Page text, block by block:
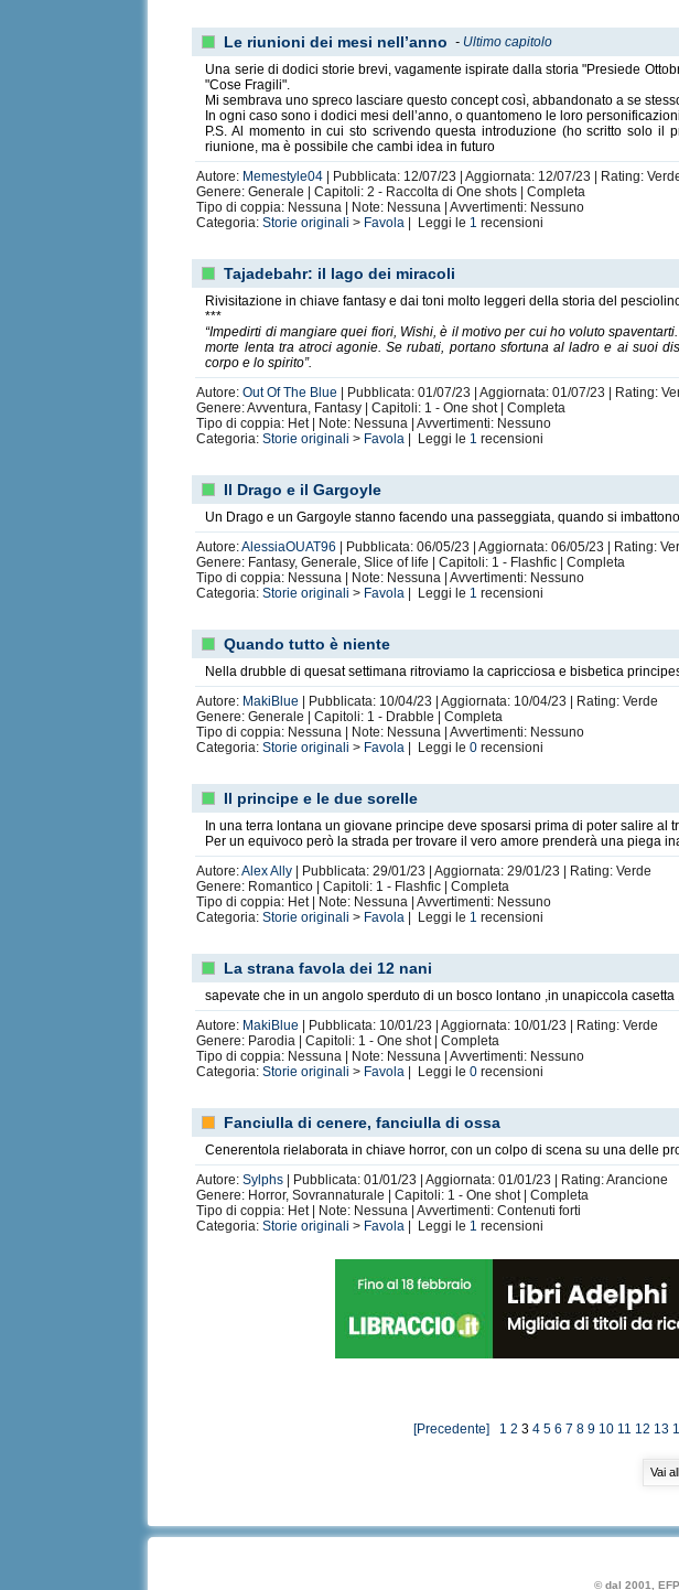
Le riunioni dei mesi nell’anno - Ultimo capitolo
Una serie di dodici storie brevi, vagamente ispirate dalla storia "Presiede
"Cose Fragili".
Mi sembrava uno spreco lasciare questo concept così, abbandonato a se
In ogni caso sono i dodici mesi dell’anno, o quantomeno le loro
P.S. Al momento in cui sto scrivendo questa introduzione (ho scritto solo
riunione, ma è possibile che cambi idea in futuro
Autore: Memestyle04 | Pubblicata: 12/07/23 | Aggiornata: 12/07/23 | Rating:
Genere: Generale | Capitoli: 2 - Raccolta di One shots | Completa
Tipo di coppia: Nessuna | Note: Nessuna | Avvertimenti: Nessuno
Categoria:Storie originali > Favola | Leggi le 1 recensioni
Tajadebahr: il lago dei miracoli
Rivisitazione in chiave fantasy e dai toni molto leggeri della storia del
***
“Impedirti di mangiare quei fiori, Wishi, è il motivo per cui ho voluto
morte lenta tra atroci agonie. Se rubati, portano sfortuna al ladro e ai suoi
corpo e lo spirito”.
Autore:Out Of The Blue
| Pubblicata: 01/07/23 | Aggiornata: 01/07/23 | Rating:
Genere: Avventura, Fantasy | Capitoli: 1 - One shot | Completa
Tipo di coppia: Het | Note: Nessuna | Avvertimenti: Nessuno
Categoria:Storie originali > Favola | Leggi le 1 recensioni
Il Drago e il Gargoyle
Un Drago e un Gargoyle stanno facendo una passeggiata, quando si
Autore:AlessiaOUAT96
| Pubblicata: 06/05/23 | Aggiornata: 06/05/23 | Rating:
Genere: Fantasy, Generale, Slice of life | Capitoli: 1 - Flashfic | Completa
Tipo di coppia: Nessuna | Note: Nessuna | Avvertimenti: Nessuno
Categoria:Storie originali > Favola | Leggi le 1 recensioni
Quando tutto è niente
Nella drubble di quesat settimana ritroviamo la capricciosa e bisbetica
Autore: MakiBlue
| Pubblicata: 10/04/23 | Aggiornata: 10/04/23 | Rating: Verde
Genere: Generale | Capitoli: 1 - Drabble | Completa
Tipo di coppia: Nessuna | Note: Nessuna | Avvertimenti: Nessuno
Categoria:Storie originali > Favola | Leggi le0 recensioni
Il principe e le due sorelle
In una terra lontana un giovane principe deve sposarsi prima di poter salire al
Per un equivoco però la strada per trovare il vero amore prenderà una piega
Autore:Alex Ally | Pubblicata: 29/01/23 | Aggiornata: 29/01/23 | Rating: Verde
Genere: Romantico | Capitoli: 1 - Flashfic | Completa
Tipo di coppia: Het | Note: Nessuna | Avvertimenti: Nessuno
Categoria:Storie originali > Favola | Leggi le 1 recensioni
La strana favola dei 12 nani
sapevate che in un angolo sperduto di un bosco lontano ,in unapiccola
Autore: MakiBlue
| Pubblicata: 10/01/23 | Aggiornata: 10/01/23 | Rating: Verde
Genere: Parodia | Capitoli: 1 - One shot | Completa
Tipo di coppia: Nessuna | Note: Nessuna | Avvertimenti: Nessuno
Categoria:Storie originali > Favola | Leggi le0 recensioni
Fanciulla di cenere, fanciulla di ossa
Cenerentola rielaborata in chiave horror, con un colpo di scena su una delle
Autore:Sylphs | Pubblicata: 01/01/23 | Aggiornata: 01/01/23 | Rating: Arancione
Genere: Horror, Sovrannaturale | Capitoli: 1 - One shot | Completa
Tipo di coppia: Het | Note: Nessuna | Avvertimenti: Contenuti forti
Categoria:Storie originali > Favola | Leggi le 1 recensioni
[Precedente] 1 2 3 4 5 6 7 8 9 10 11 12 13
© dal 2001,